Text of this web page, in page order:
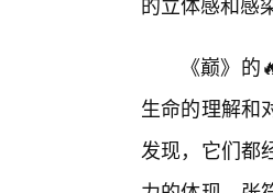
《巅》
生命的理解和
发现，它们都